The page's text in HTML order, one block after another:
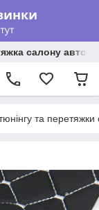
салону авто
та